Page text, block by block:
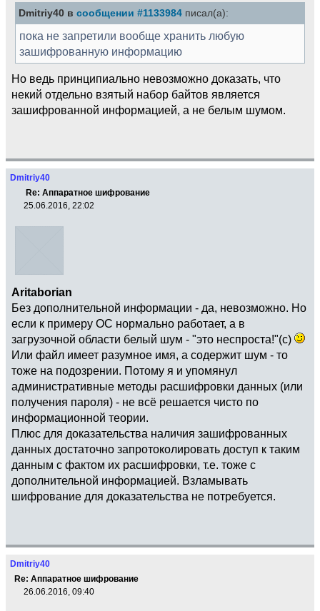
Dmitriy40 в сообщении #1133984 писал(а):
пока не запретили вообще хранить любую
зашифрованную информацию
Но ведь принципиально невозможно доказать, что
некий отдельно взятый набор байтов является
зашифрованной информацией, а не белым шумом.
Dmitriy40
Re: Аппаратное шифрование
25.06.2016, 22:02
Aritaborian
Без дополнительной информации - да, невозможно. Но
если к примеру ОС нормально работает, а в
загрузочной области белый шум - "это неспроста!"(с)
Или файл имеет разумное имя, а содержит шум - то
тоже на подозрении. Потому я и упомянул
административные методы расшифровки данных (или
получения пароля) - не всё решается чисто по
информационной теории.
Плюс для доказательства наличия зашифрованных
данных достаточно запротоколировать доступ к таким
данным с фактом их расшифровки, т.е. тоже с
дополнительной информацией. Взламывать
шифрование для доказательства не потребуется.
Dmitriy40
Re: Аппаратное шифрование
26.06.2016, 09:40